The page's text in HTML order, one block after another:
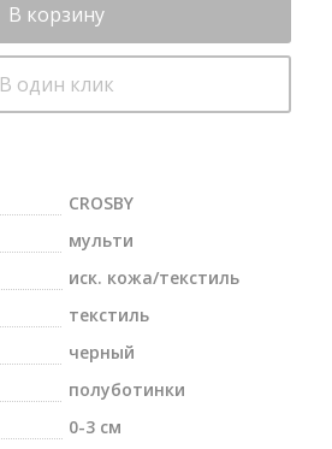
В корзину
В один клик
CROSBY
мульти
иск. кожа/текстиль
текстиль
черный
полуботинки
0-3 см